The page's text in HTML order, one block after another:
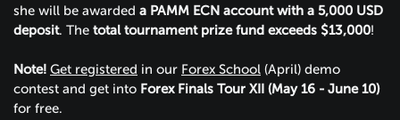
she will be awarded a PAMM ECN account with a 5,000 USD
deposit. The total tournament prize fund exceeds $13,000!
Note! Get registered in our Forex School (April) demo
contest and get into Forex Finals Tour XII (May 16 - June 10)
for free.